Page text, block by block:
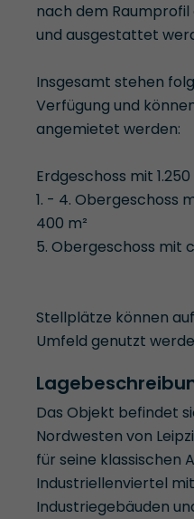
nach dem
und ausgestattet
Insgesamt stehen
Verfügung und
angemietet werden:
Erdgeschoss mit
1. - 4. Obergeschoss
400 m²
5. Obergeschoss mit
Stellplätze können
Umfeld genutzt
Das Objekt befindet
Nordwesten von
für seine klassischen
Industriellenviertel
Industriegebäuden